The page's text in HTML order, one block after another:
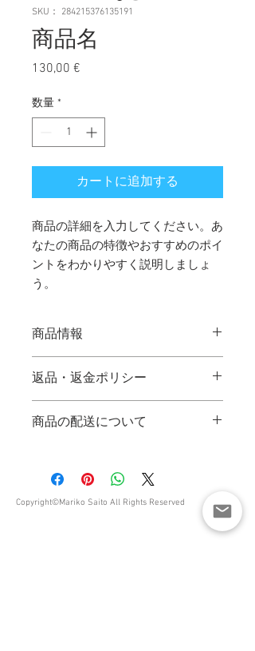
SKU： 284215376135191
商品名
130,00 €
数量 *
カートに追加する
商品の詳細を入力してください。あ
なたの商品の特徴やおすすめのポイ
ントをわかりやすく説明しましょ
う。
商品情報
ズ、素材、取扱説明に加え、商品の特
徴やおすすめのポイントなどを説明し
ましょう。
返品・返金ポリシー
い。顧客が商品に満足しなかった場合
確にすることで顧客からの信頼を獲得
ます。
商品の配送について
ど、商品の配送に関する情報を入力し
てください。配送情報を明確にするこ
とで顧客からの信頼を獲得し、安心し
Copyright©Mariko Saito All Rights Reserved